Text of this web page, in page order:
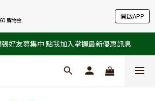
購物金 開啟APP
好友募集中 點我加入掌握最新優惠訊息